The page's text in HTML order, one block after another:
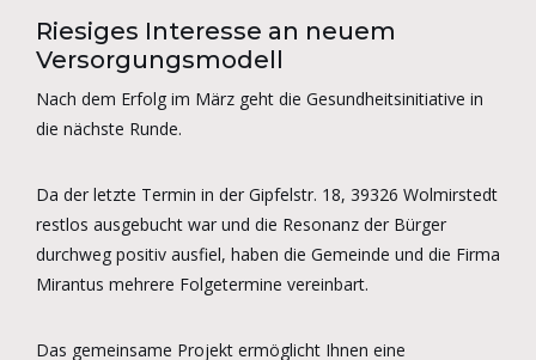
Riesiges Interesse an neuem
Versorgungsmodell
Nach dem Erfolg im März geht die Gesundheitsinitiative in
die nächste Runde.
Da der letzte Termin in der Gipfelstr. 18, 39326 Wolmirstedt
restlos ausgebucht war und die Resonanz der Bürger
durchweg positiv ausfiel, haben die Gemeinde und die Firma
Mirantus mehrere Folgetermine vereinbart.
Das gemeinsame Projekt ermöglicht Ihnen eine